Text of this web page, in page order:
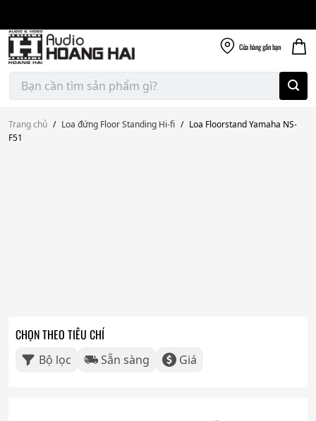
content
Cửa hànggần bạn
Tìm
kiếm:
Trang chủ / Loa đứng Floor Standing Hi-fi / Loa Floorstand Yamaha NS-
F51
CHỌN THEO TIÊU CHÍ
Bộ lọc Sẵn sàng Giá